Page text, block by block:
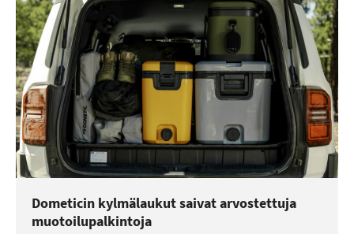
Dometicin kylmälaukut saivat arvostettuja
muotoilupalkintoja